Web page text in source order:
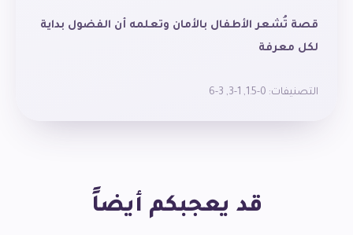
قصة تُشعر الأطفال بالأمان وتعلمه أن الفضول بداية
لكل معرفة
التصنيفات: 0-1.5
,
1-3
,
3-6
قد يعجبكم أيضاً